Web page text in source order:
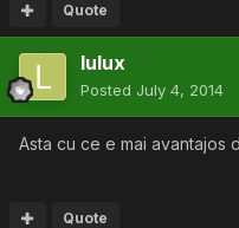
Quote
lulux
Posted July 4, 2014
Asta cu ce e mai avantajos
Quote